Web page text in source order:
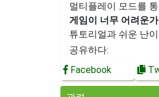
멀티플레이 모드를
게임이 너무 어려운
튜토리얼과 쉬운 난
공유하다:
Facebook